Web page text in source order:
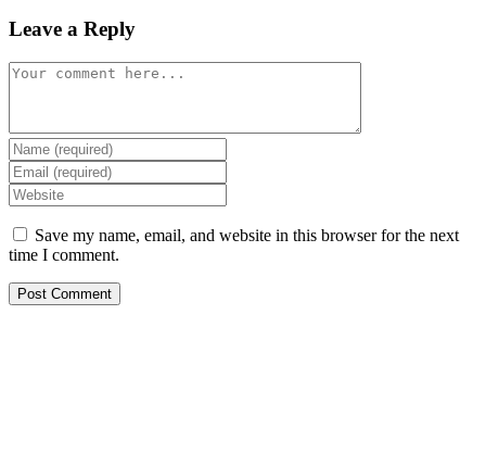
Leave a Reply
Comment
Enter
your
name
or
username
to
comment
Enter
your
email
address
to
comment
Enter
your
website
URL
Save my name, email, and website in this browser for the next
time I comment.